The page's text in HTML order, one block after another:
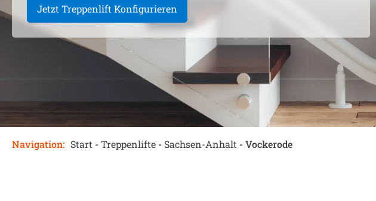
Jetzt Treppenlift Konfigurieren
Navigation: Start -Treppenlifte - Sachsen-Anhalt -Vockerode